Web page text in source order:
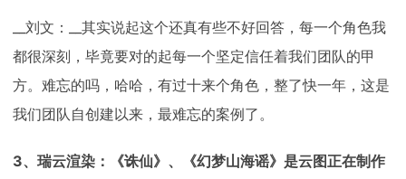
__刘文：__其实说起这个还真有些不好回答，每一个角色我
都很深刻，毕竟要对的起每一个坚定信任着我们团队的甲
方。难忘的吗，哈哈，有过十来个角色，整了快一年，这是
我们团队自创建以来，最难忘的案例了。
3、瑞云渲染：《诛仙》、《幻梦山海谣》是云图正在制作